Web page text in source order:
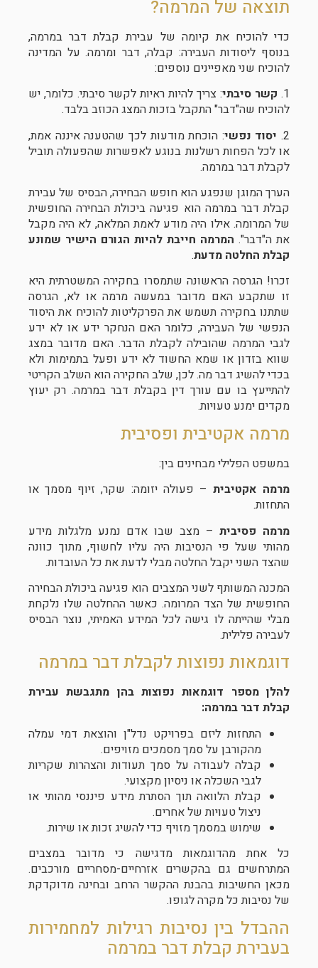
תוצאה של המרמה?
כדי להוכיח את קיומה של עבירת קבלת דבר במרמה,
בנוסף ליסודות העבירה: קבלה, דבר ומרמה. על המדינה
להוכיח שני מאפיינים נוספים:
1. קשר סיבתי: צריך להיות ראיות לקשר סיבתי. כלומר, יש
להוכיח שה"דבר" התקבל בזכות המצג הכוזב בלבד.
2. יסוד נפשי: הוכחת מודעות לכך שהטענה איננה אמת,
או לכל הפחות רשלנות בנוגע לאפשרות שהפעולה תוביל
לקבלת דבר במרמה.
הערך המוגן שנפגע הוא חופש הבחירה, הבסיס של עבירת
קבלת דבר במרמה הוא פגיעה ביכולת הבחירה החופשית
של המרומה. אילו היה מודע לאמת המלאה, לא היה מקבל
את ה"דבר". המרמה חייבת להיות הגורם הישיר שמונע
קבלת החלטה מדעת.
זכרו! הגרסה הראשונה שתמסרו בחקירה המשטרתית היא
זו שתקבע האם מדובר במעשה מרמה או לא, הגרסה
שתתנו בחקירה תשמש את הפרקליטות להוכיח את היסוד
הנפשי של העבירה, כלומר האם הנחקר ידע או לא ידע
לגבי המרמה שהובילה לקבלת הדבר. האם מדובר במצג
שווא בזדון או שמא החשוד לא ידע ופעל בתמימות ולא
בכדי להשיג דבר מה. לכן, שלב החקירה הוא השלב הקריטי
להתייעץ בו עם עורך דין בקבלת דבר במרמה. רק יעוץ
מקדים ימנע טעויות.
מרמה אקטיבית ופסיבית
במשפט הפלילי מבחינים בין:
מרמה אקטיבית – פעולה יזומה: שקר, זיוף מסמך או
התחזות.
מרמה פסיבית– מצב שבו אדם נמנע מלגלות מידע
מהותי שעל פי הנסיבות היה עליו לחשוף, מתוך כוונה
שהצד השני יקבל החלטה מבלי לדעת את כל העובדות.
המכנה המשותף לשני המצבים הוא פגיעה ביכולת הבחירה
החופשית של הצד המרומה. כאשר ההחלטה שלו נלקחת
מבלי שהייתה לו גישה לכל המידע האמיתי, נוצר הבסיס
לעבירה פלילית.
דוגמאות נפוצות לקבלת דבר במרמה
להלן מספר דוגמאות נפוצות בהן מתגבשת עבירת
קבלת דבר במרמה:
התחזות ליזם בפרויקט נדל"ן והוצאת דמי עמלה
מהקורבן על סמך מסמכים מזויפים.
קבלה לעבודה על סמך תעודות והצהרות שקריות
לגבי השכלה או ניסיון מקצועי.
קבלת הלוואה תוך הסתרת מידע פיננסי מהותי או
ניצול טעויות של אחרים.
שימוש במסמך מזויף כדי להשיג זכות או שירות.
כל אחת מהדוגמאות מדגישה כי מדובר במצבים
המתרחשים גם בהקשרים אזרחיים-מסחריים מורכבים.
מכאן החשיבות בהבנת ההקשר הרחב ובחינה מדוקדקת
של נסיבות כל מקרה לגופו.
ההבדל בין נסיבות רגילות למחמירות
בעבירת קבלת דבר במרמה